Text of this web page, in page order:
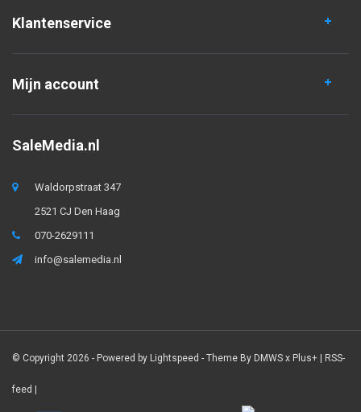
Klantenservice
Mijn account
SaleMedia.nl
Waldorpstraat 347
2521 CJ Den Haag
070-2629111
info@salemedia.nl
© Copyright 2026 - Powered by Lightspeed - Theme By DMWS x Plus+ | RSS-
feed |